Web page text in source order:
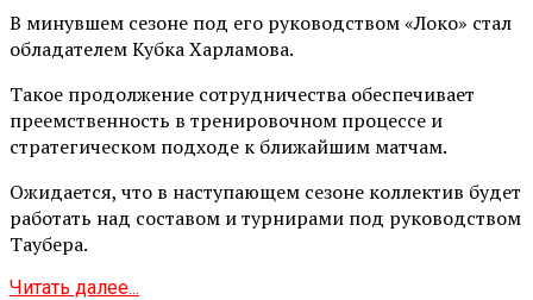
В минувшем сезоне под его руководством «Локо» стал
обладателем Кубка Харламова.
Такое продолжение сотрудничества обеспечивает
преемственность в тренировочном процессе и
стратегическом подходе к ближайшим матчам.
Ожидается, что в наступающем сезоне коллектив будет
работать над составом и турнирами под руководством
Таубера.
Читать далее...